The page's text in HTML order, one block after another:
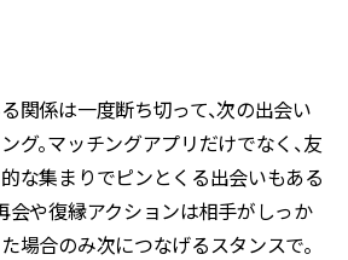
関係は一度断ち切って、次の出会い
グ。マッチングアプリだけでなく、友
な集まりでピンとくる出会いもある
会や復縁アクションは相手がしっか
場合のみ次につなげるスタンスで。